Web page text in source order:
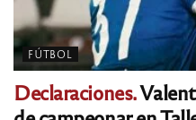
FÚTBOL
Declaraciones.